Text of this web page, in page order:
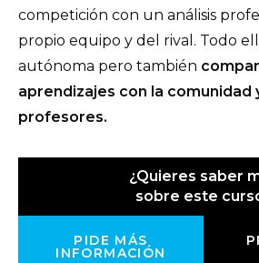
competición con un análisis
propio equipo y del rival. Todo
autónoma pero también
aprendizajes con la comunidad
profesores.
¿Quieres saber
sobre este
PIDE MÁS
INFORMACIÓN